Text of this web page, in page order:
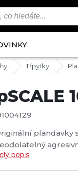
Třpytky
plandavky
se speciálním
dráždivý
popis